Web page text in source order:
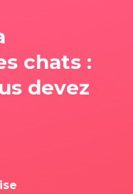
chats :
devez